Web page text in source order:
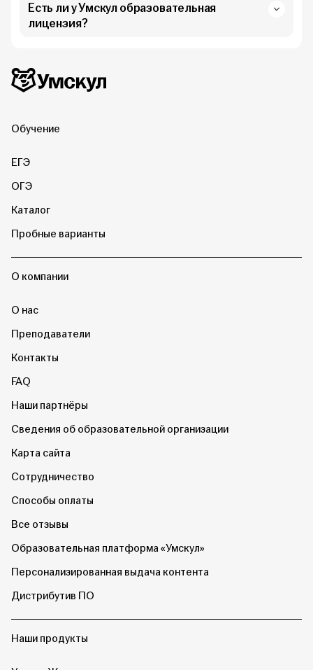
Есть ли у Умскул образовательная
лицензия?
Дополнительная информация
Умскул
Обучение
ЕГЭ
ОГЭ
Каталог
Пробные варианты
О компании
О нас
Преподаватели
Контакты
FAQ
Наши партнёры
Сведения об образовательной организации
Карта сайта
Сотрудничество
Способы оплаты
Все отзывы
Образовательная платформа «Умскул»
Персонализированная выдача контента
Дистрибутив ПО
Наши продукты